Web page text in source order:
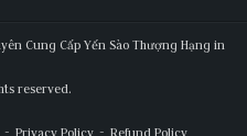
Cung Cấp Yến Sào Thượng Hạng in
reserved.
Privacy Policy Refund Policy